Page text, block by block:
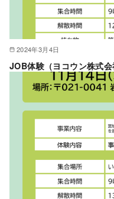
2024年3月4日
JOB体験（ヨコウン株式会